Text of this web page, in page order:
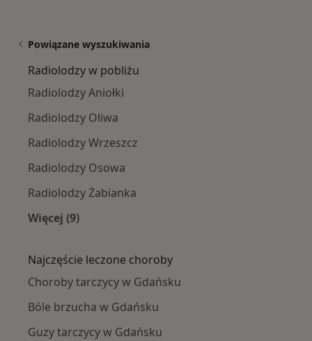
Powiązane wyszukiwania
Radiolodzy w pobliżu
Radiolodzy Aniołki
Radiolodzy Oliwa
Radiolodzy Wrzeszcz
Radiolodzy Osowa
Radiolodzy Żabianka
Więcej (9)
Najczęście leczone choroby
Choroby tarczycy w Gdańsku
Bóle brzucha w Gdańsku
Guzy tarczycy w Gdańsku